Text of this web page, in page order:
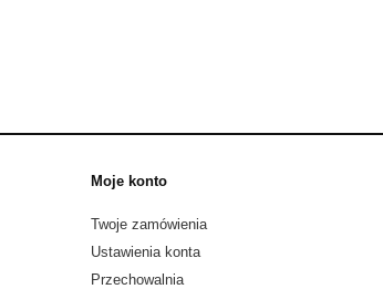
Moje konto
Twoje zamówienia
Ustawienia konta
Przechowalnia